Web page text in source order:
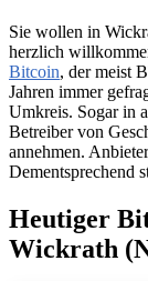
Sie wollen in
herzlich
Bitcoin, der meist
Jahren immer
Umkreis. Sogar in
Betreiber von
annehmen.
Dementsprechend
Heutiger
Wickrath